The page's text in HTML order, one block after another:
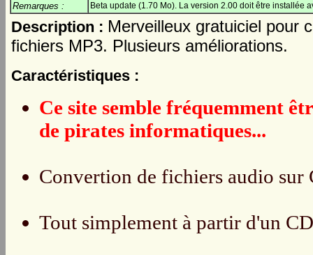
Remarques :
Beta update (1.70 Mo). La version 2.00 doit être installée
Description : Merveilleux gratuiciel pour
fichiers MP3. Plusieurs améliorations.
Caractéristiques :
Ce site semble fréquemment
de pirates informatiques...
Convertion de fichiers audio sur
Tout simplement à partir d'un